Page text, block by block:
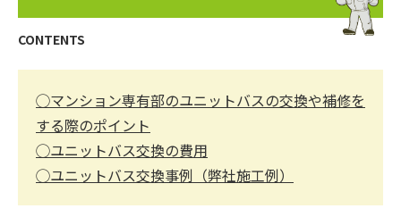
CONTENTS
◯マンション専有部のユニットバスの交換や補修を
する際のポイント
◯ユニットバス交換の費用
◯ユニットバス交換事例（弊社施工例）